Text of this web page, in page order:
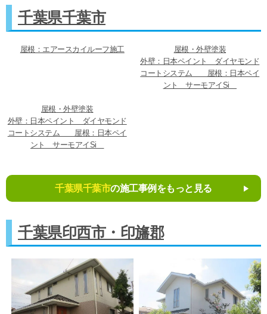
千葉県千葉市
屋根：エアースカイルーフ施工
屋根・外壁塗装
外壁：日本ペイント ダイヤモンド
コートシステム 屋根：日本ペイ
ント サーモアイSi
屋根・外壁塗装
外壁：日本ペイント ダイヤモンド
コートシステム 屋根：日本ペイ
ント サーモアイSi
千葉県千葉市の施工事例をもっと見る
千葉県印西市・印旛郡